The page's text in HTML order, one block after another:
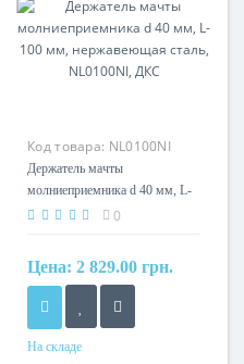
Код товара: NL0100NI
Держатель мачты
молниеприемника d 40 мм, L-
100 мм, нержавеющая сталь,
0
Цена: 2 829.00 грн.
На складе